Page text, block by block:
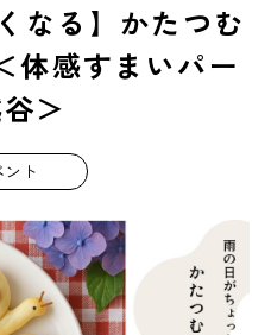
なる】かたつむ
体感すまいパー
＞
ト